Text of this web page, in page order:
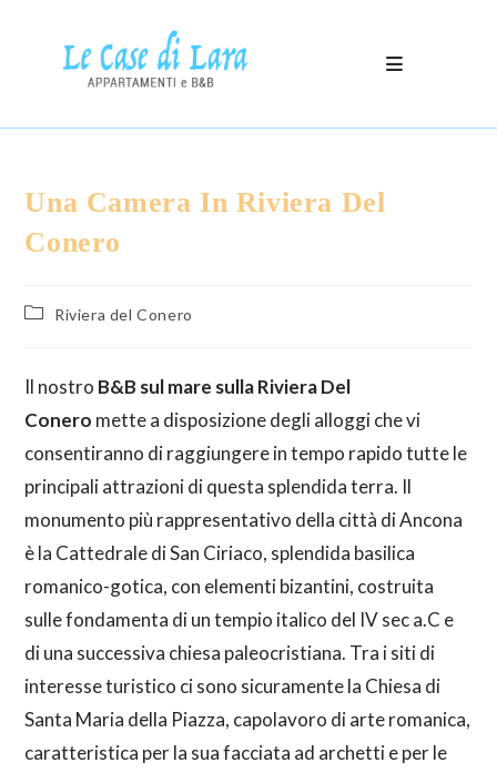
Una Camera In Riviera Del
Conero
Riviera del Conero
Il nostro B&B sul mare sulla Riviera Del
Conero mette a disposizione degli alloggi che vi
consentiranno di raggiungere in tempo rapido tutte le
principali attrazioni di questa splendida terra. Il
monumento più rappresentativo della città di Ancona
è la Cattedrale di San Ciriaco, splendida basilica
romanico-gotica, con elementi bizantini, costruita
sulle fondamenta di un tempio italico del IV sec a.C e
di una successiva chiesa paleocristiana. Tra i siti di
interesse turistico ci sono sicuramente la Chiesa di
Santa Maria della Piazza, capolavoro di arte romanica,
caratteristica per la sua facciata ad archetti e per le